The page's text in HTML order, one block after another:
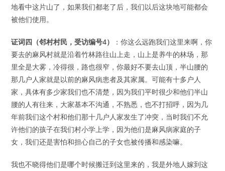
地看中这片山了，如果我们都老了后，我们以后这块地可能都会
被他们使用。
证词四（邻村村民，受访编号4）
：你这么远跑我们这里来啊，你
要去的麻风村就是沿着竹林路往山上走，山上是养牛的林场，那
里全是大雾，冷得很，路也很窄，你最好不要去山顶，半山腰的
那几户人家就是以前的麻风病患者及其家属。可能有十多户人
家，具体有多少家我们也不清楚，因为我们平时很少和他们半山
腰的人有往来，大家基本不沟通，不熟悉，也不打招呼，因为几
年前我们这个村和他们那十几户人家发生了冲突，当时我们不允
许他们的孩子在我们村小学上学，因为他们是麻风病家庭的子
女，我们还是害怕和担心自己的子女也被传播和感染嘛。
我也不晓得他们是哪个时候搬迁到这里来的，我是外地人嫁到这